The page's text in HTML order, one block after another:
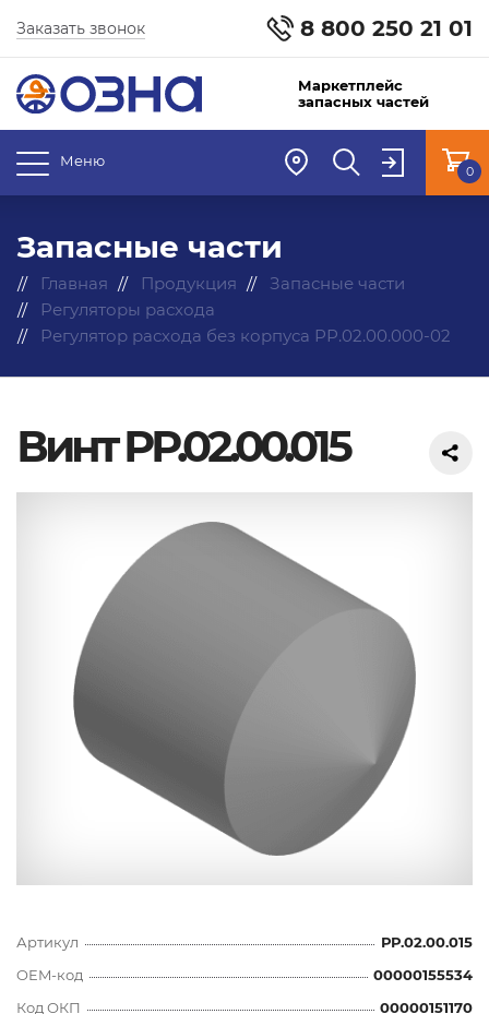
8 800 250 21 01
Заказать звонок
Маркетплейс
запасных частей
Меню
0
Запасные части
Главная Продукция
Запасные части
Регуляторы расхода
Регулятор расхода без корпуса РР.02.00.000-02
Винт РР.02.00.015
Артикул
РР.02.00.015
OEM-код
00000155534
Код ОКП
00000151170